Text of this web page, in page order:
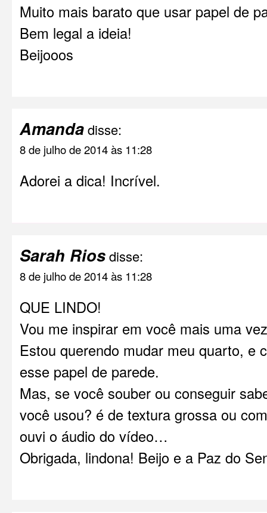
Muito mais barato que usar papel de
Bem legal a ideia!
Beijooos
Amandadisse:
8 de julho de 2014 às 11:28
Adorei a dica! Incrível.
Sarah Riosdisse:
8 de julho de 2014 às 11:28
QUE LINDO!
Vou me inspirar em você mais uma
Estou querendo mudar meu quarto, e
esse papel de parede.
Mas, se você souber ou conseguir
você usou? é de textura grossa ou
ouvi o áudio do vídeo…
Obrigada, lindona! Beijo e a Paz do